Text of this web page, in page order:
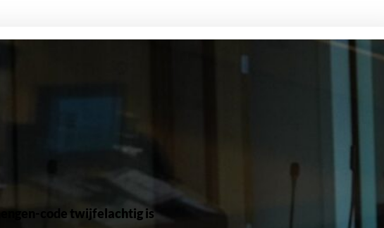
code twijfelachtig is